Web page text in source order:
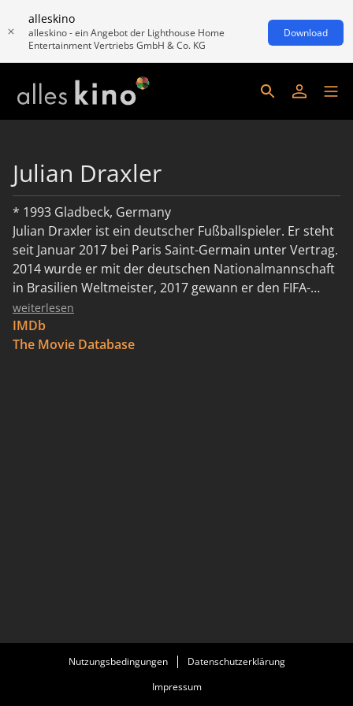
alleskino
alleskino - ein Angebot der Lighthouse Home
Entertainment Vertriebs GmbH & Co. KG
Download
Julian Draxler
* 1993 Gladbeck, Germany
Julian Draxler ist ein deutscher Fußballspieler. Er steht
seit Januar 2017 bei Paris Saint-Germain unter Vertrag.
2014 wurde er mit der deutschen Nationalmannschaft
in Brasilien Weltmeister, 2017 gewann er den FIFA-
Konföderationen-Pokal.
weiterlesen
IMDb
The Movie Database
Nutzungsbedingungen
Datenschutzerklärung
Impressum